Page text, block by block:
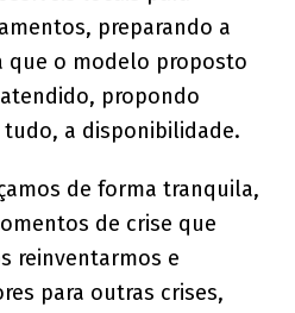
preparando a
que o modelo proposto
propondo
a disponibilidade.
de forma tranquila,
de crise que
reinventarmos e
para outras crises,